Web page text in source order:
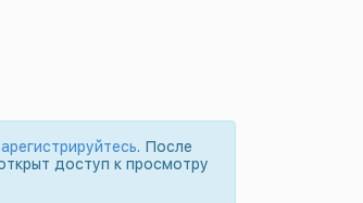
. После
доступ к просмотру